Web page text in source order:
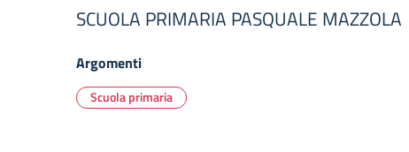
SCUOLA PRIMARIA PASQUALE MAZZOLA
Argomenti
Scuola primaria